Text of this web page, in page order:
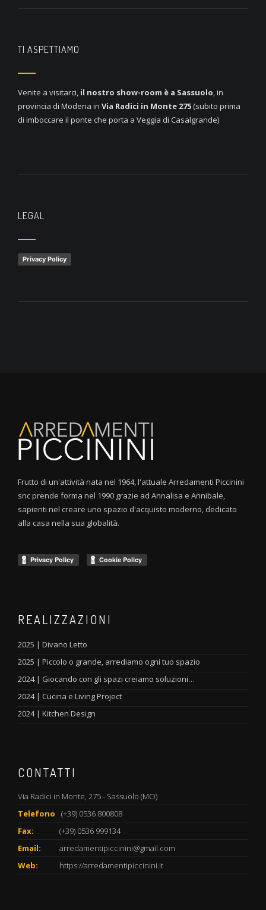
TI ASPETTIAMO
Venite a visitarci, il nostro show-room è a Sassuolo, in
provincia di Modena in Via Radici in Monte 275 (subito prima
di imboccare il ponte che porta a Veggia di Casalgrande)
LEGAL
Privacy Policy
Frutto di un'attività nata nel 1964, l'attuale Arredamenti Piccinini
snc prende forma nel 1990 grazie ad Annalisa e Annibale,
sapienti nel creare uno spazio d'acquisto moderno, dedicato
alla casa nella sua globalità.
REALIZZAZIONI
2025 | Divano Letto
2025 | Piccolo o grande, arrediamo ogni tuo spazio
2024 | Giocando con gli spazi creiamo soluzioni…
2024 | Cucina e Living Project
2024 | Kitchen Design
CONTATTI
Via Radici in Monte, 275 - Sassuolo (MO)
Telefono
(+39) 0536 800808
Fax:
(+39) 0536 999134
Email:
arredamentipiccinini@gmail.com
Web:
https://arredamentipiccinini.it